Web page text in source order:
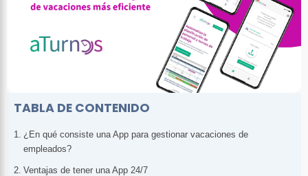
TABLA DE CONTENIDO
¿En qué consiste una App para gestionar vacaciones de
empleados?
Ventajas de tener una App 24/7